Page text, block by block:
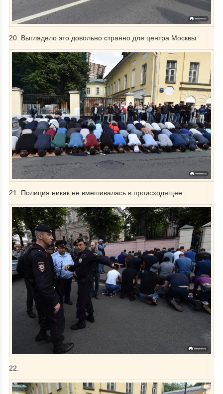
20. Выглядело это довольно странно для центра Москвы
21. Полиция никак не вмешивалась в происходящее.
22.